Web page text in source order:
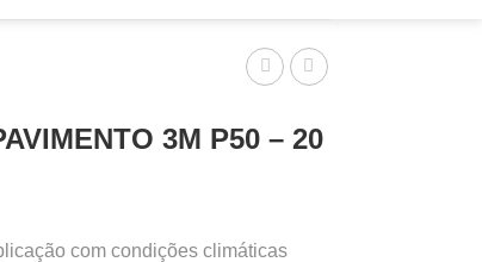
3M P50 – 20
com condições climáticas